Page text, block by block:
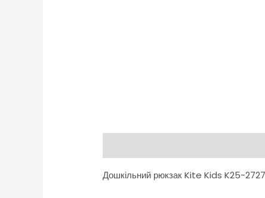
Дошкільний рюкзак Kite Kids K25-